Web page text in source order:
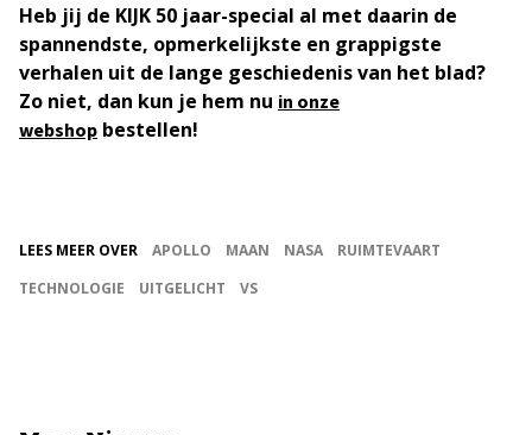
Heb jij de KIJK 50 jaar-special al met daarin de
spannendste, opmerkelijkste en grappigste
verhalen uit de lange geschiedenis van het blad?
Zo niet, dan kun je hem nu in onze
webshop bestellen!
LEES MEER OVER APOLLO MAAN NASA
RUIMTEVAART
TECHNOLOGIE
UITGELICHT VS